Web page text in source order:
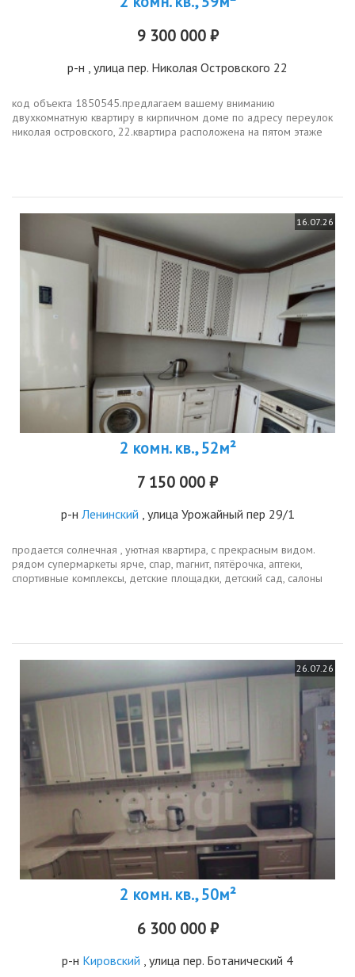
9 300 000 ₽
р-н , улица пер. Николая Островского 22
код объекта 1850545.предлагаем вашему вниманию
двухкомнатную квартиру в кирпичном доме по адресу переулок
николая островского, 22.квартира расположена на пятом этаже
16.07.26
2 комн. кв., 52м²
7 150 000 ₽
р-н Ленинский , улица Урожайный пер 29/1
продается солнечная , уютная квартира, с прекрасным видом.
рядом супepмаpкeты яpчe, спаp, mагнит, пятёрoчкa, aптеки,
спортивные комплексы, детские площадки, детский сад, салоны
26.07.26
2 комн. кв., 50м²
6 300 000 ₽
р-н Кировский , улица пер. Ботанический 4